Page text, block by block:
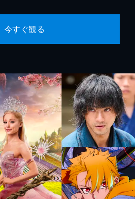
今すぐ観る